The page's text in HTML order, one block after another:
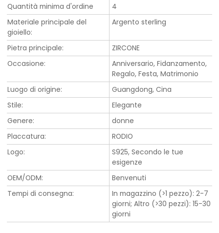
Quantità minima d'ordine
4
Materiale principale del
gioiello:
Argento sterling
Pietra principale:
ZIRCONE
Occasione:
Anniversario, Fidanzamento,
Regalo, Festa, Matrimonio
Luogo di origine:
Guangdong, Cina
Stile:
Elegante
Genere:
donne
Placcatura:
RODIO
Logo:
S925, Secondo le tue
esigenze
OEM/ODM:
Benvenuti
Tempi di consegna:
In magazzino (>1 pezzo): 2-7
giorni; Altro (>30 pezzi): 15-30
giorni